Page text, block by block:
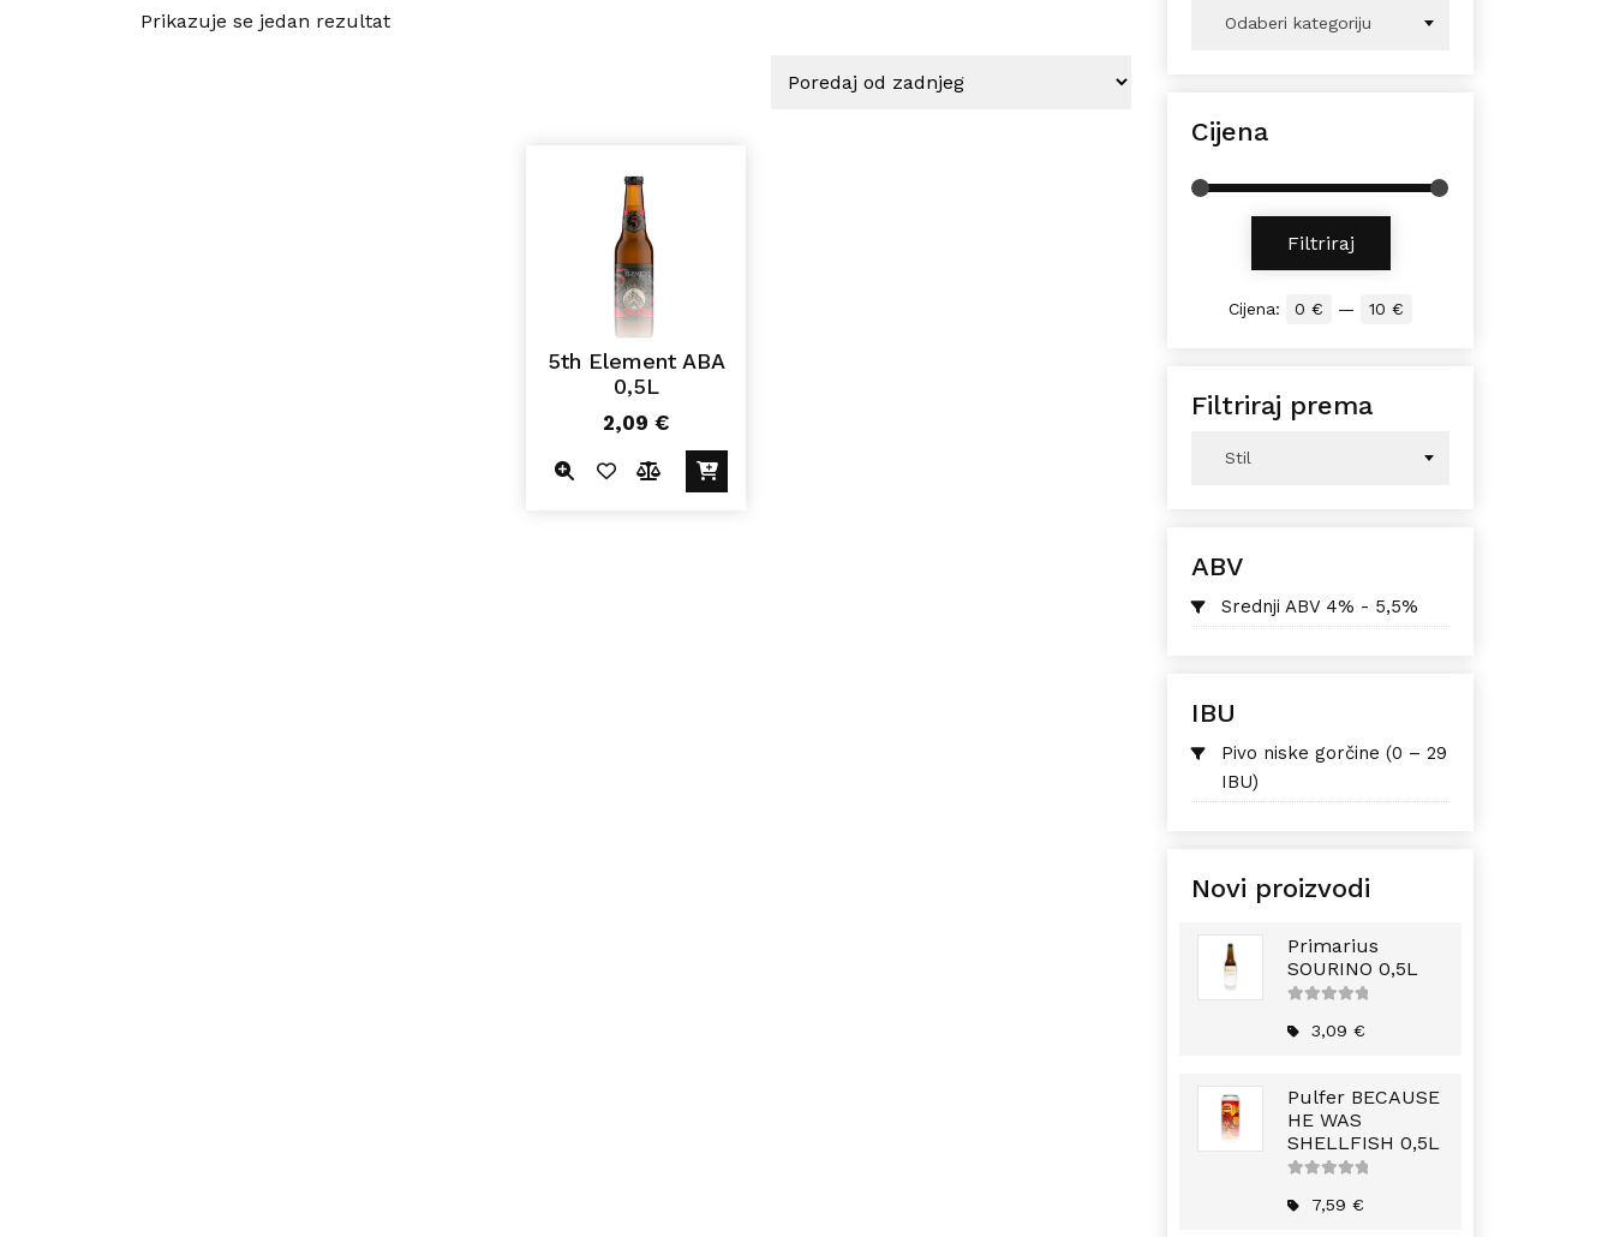
Prikazuje se jedan rezultat
5th Element ABA
0,5L
2,09 €
Odaberi kategoriju
Cijena
Filtriraj
Cijena: 0 € — 10 €
Filtriraj prema
Stil
ABV
Srednji ABV 4% - 5,5%
IBU
Pivo niske gorčine (0 – 29
IBU)
Novi proizvodi
Primarius
SOURINO 0,5L
5
3,09 €
Pulfer BECAUSE
HE WAS
SHELLFISH 0,5L
5
7,59 €